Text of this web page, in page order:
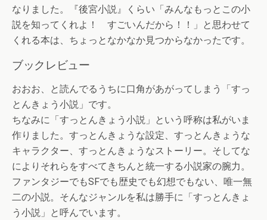
なりました。『後宮小説』くらい「みんなもっとこの小
説を知ってくれよ！ すごいんだから！！」と思わせて
くれる本は、ちょっとなかなか見つからなかったです。
ブックレビュー
おおお、と読んでるうちに口角があがってしまう「すっ
とんきょう小説」です。
ちなみに「すっとんきょう小説」という呼称は私がいま
作りました。すっとんきょうな設定、すっとんきょうな
キャラクター、すっとんきょうなストーリー。そしてな
によりそれらをすべてきちんと統一する小説家の腕力。
ファンタジーでもSFでも歴史でも幻想でもない、唯一無
二の小説。そんなジャンルを私は勝手に「すっとんきょ
う小説」と呼んでいます。